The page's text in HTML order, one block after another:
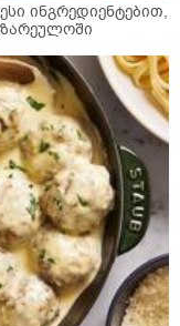
ინგრედიენტებით,